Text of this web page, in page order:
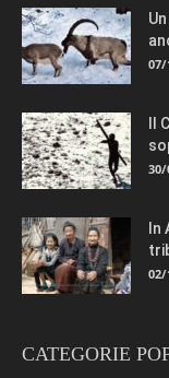
07/
Il
30/
02/
CATEGORIE